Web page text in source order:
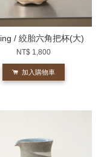
/ 絞胎六角把杯(大)
NT$ 1,800
加入購物車